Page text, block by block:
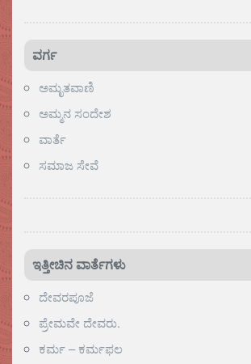
ವರ್ಗ
ಅಮೃತವಾಣಿ
ಅಮ್ಮನ ಸಂದೇಶ
ವಾರ್ತೆ
ಸಮಾಜ ಸೇವೆ
ಇತ್ತೀಚಿನ ವಾರ್ತೆಗಳು
ದೇವರಪೂಜೆ
ಪ್ರೇಮವೇ ದೇವರು.
ಕರ್ಮ – ಕರ್ಮಫಲ